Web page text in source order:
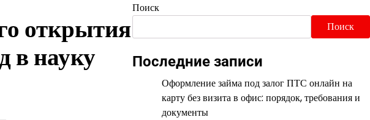
открытия
в науку
Поиск
Поиск
Последние записи
Оформление займа под залог ПТС онлайн на
карту без визита в офис: порядок, требования и
документы